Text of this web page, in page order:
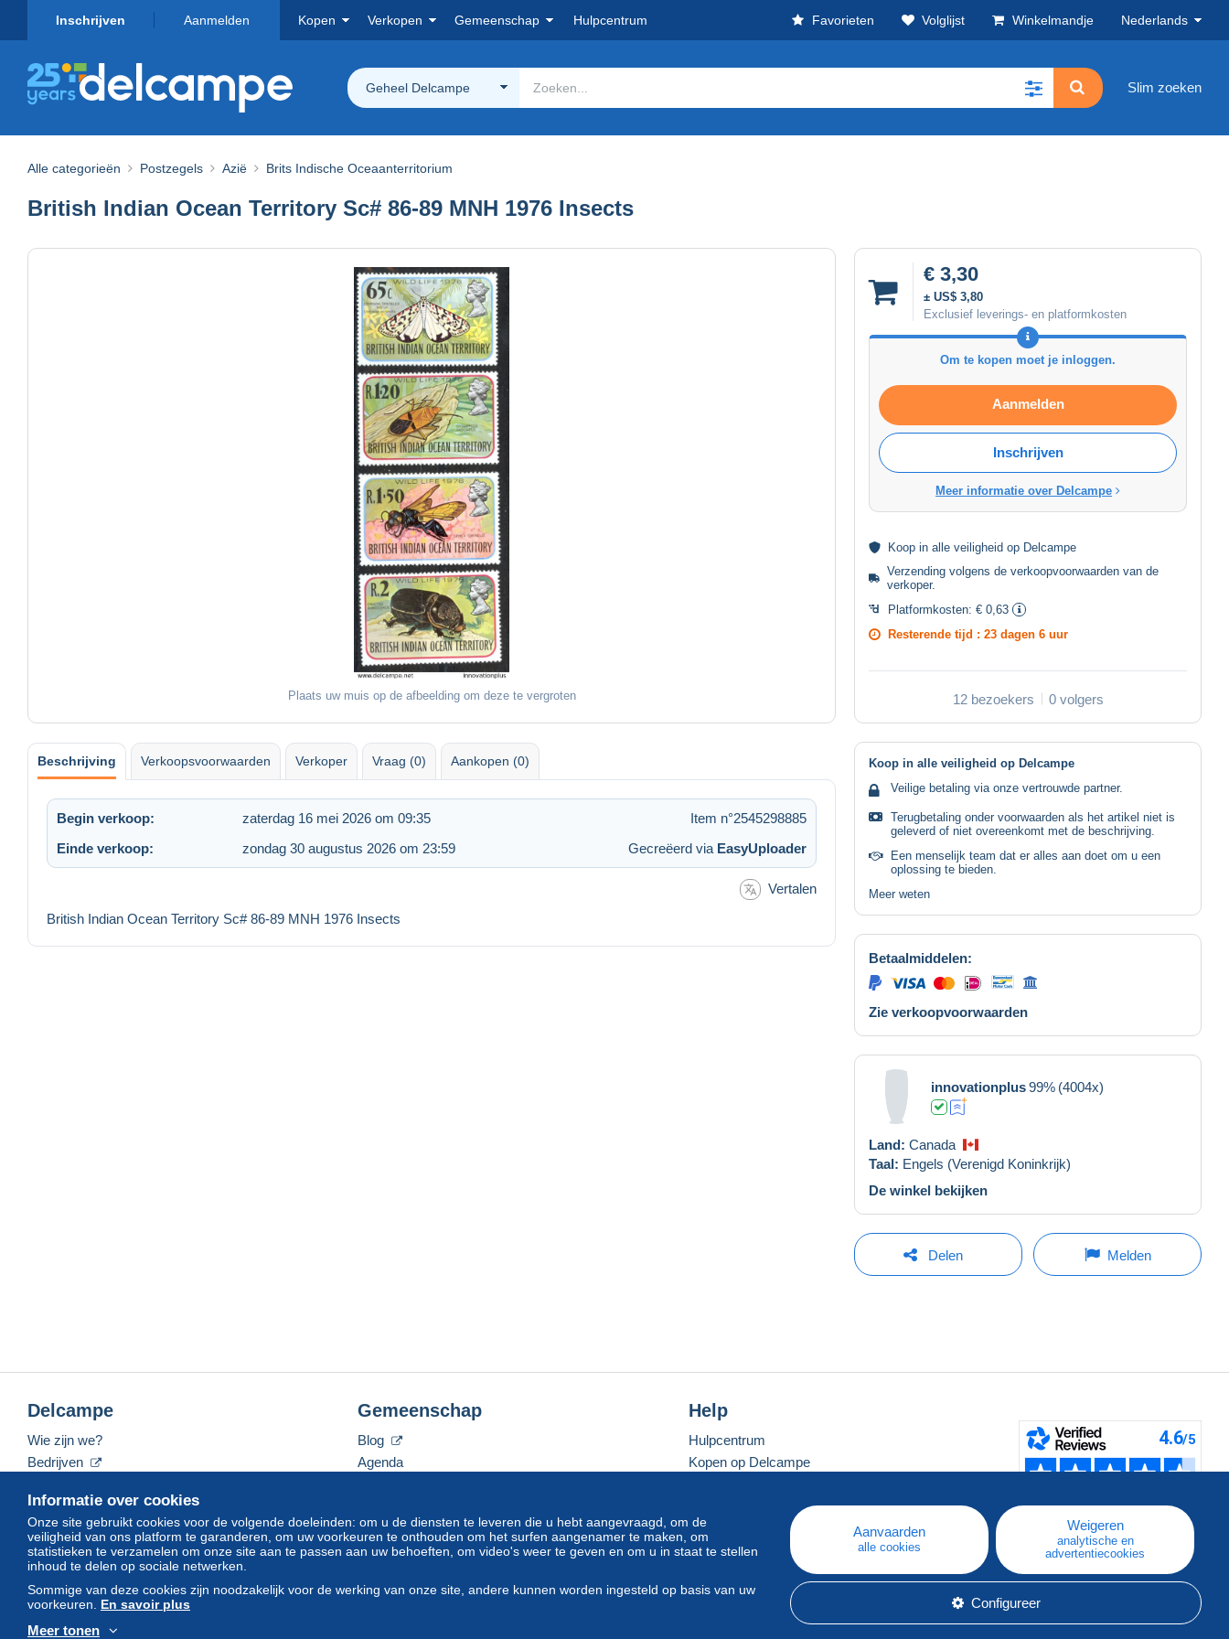
Inschrijven Aanmelden Kopen Verkopen Gemeenschap Hulpcentrum Favorieten Volglijst Winkelmandje Nederlands
Geheel Delcampe Slim zoeken
Alle categorieën Postzegels Azië Brits Indische Oceaanterritorium
British Indian Ocean Territory Sc# 86-89 MNH 1976 Insects
Plaats uw muis op de afbeelding om deze te vergroten
€ 3,30
± US$ 3,80
Exclusief leverings- en platformkosten
Om te kopen moet je inloggen.
Aanmelden
Inschrijven
Meer informatie over Delcampe
Koop in alle veiligheid op Delcampe
Verzending volgens deverkoopvoorwaarden van de
verkoper.
Platformkosten: € 0,63
Resterende tijd : 23 dagen 6 uur
12 bezoekers 0 volgers
Beschrijving Verkoopsvoorwaarden Verkoper Vraag (0) Aankopen (0)
Begin verkoop: zaterdag 16 mei 2026 om 09:35
Item n°2545298885
Einde verkoop:
zondag 30 augustus 2026 om 23:59 Gecreëerd via EasyUploader
Vertalen
British Indian Ocean Territory Sc# 86-89 MNH 1976 Insects
Koop in alle veiligheid op Delcampe
Veilige betaling via onze vertrouwde partner.
Terugbetaling onder voorwaarden als het artikel niet is
geleverd of niet overeenkomt met de beschrijving.
Een menselijk team dat er alles aan doet om u een
oplossing te bieden.
Meer weten
Betaalmiddelen:
Zie verkoopvoorwaarden
innovationplus99% (4004x)
Land: Canada
Taal: Engels (Verenigd Koninkrijk)
De winkel bekijken
Delen Melden
Informatie over cookies
Onze site gebruikt cookies voor de volgende doeleinden: om u de diensten te leveren die u hebt aangevraagd, om de
veiligheid van ons platform te garanderen, om uw voorkeuren te onthouden om het surfen aangenamer te maken, om
statistieken te verzamelen om onze site aan te passen aan uw behoeften, om video's weer te geven en om u in staat te stellen
inhoud te delen op sociale netwerken.
Sommige van deze cookies zijn noodzakelijk voor de werking van onze site, andere kunnen worden ingesteld op basis van uw
voorkeuren. En savoir plus
Meer tonen
Aanvaarden
alle cookies
Weigeren
analytische en
advertentiecookies
Configureer
Delcampe
Wie zijn we?
Bedrijven
Neem contact met ons op
Gemeenschap
Blog
Agenda
Help
Hulpcentrum
Kopen op Delcampe
Een beveiligde website
© Delcampe International srl. Alle rechten voorbehouden.